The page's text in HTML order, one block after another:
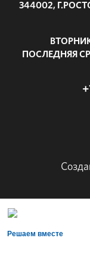
344002,
ПОСЛЕДНЯЯ
Решаем вместе